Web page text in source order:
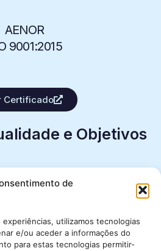
de
utilizamos tecnologias
e/ou aceder a informações do
para estas tecnologias permitir-
AENOR
9001:2015
Certificado
e Objetivos